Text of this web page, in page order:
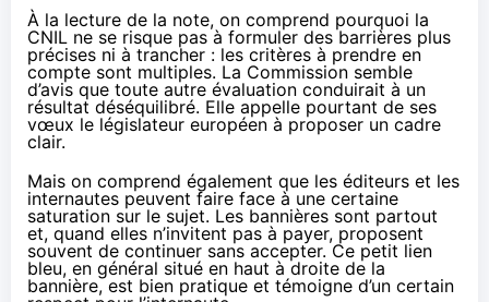
À la lecture de la note, on comprend pourquoi la
CNIL ne se risque pas à formuler des barrières plus
précises ni à trancher : les critères à prendre en
compte sont multiples. La Commission semble
d’avis que toute autre évaluation conduirait à un
résultat déséquilibré. Elle appelle pourtant de ses
vœux le législateur européen à proposer un cadre
clair.
Mais on comprend également que les éditeurs et les
internautes peuvent faire face à une certaine
saturation sur le sujet. Les bannières sont partout
et, quand elles n’invitent pas à payer, proposent
souvent de continuer sans accepter. Ce petit lien
bleu, en général situé en haut à droite de la
bannière, est bien pratique et témoigne d’un certain